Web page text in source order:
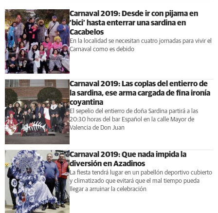
Carnaval 2019: Desde ir con pijama en
‘bici’ hasta enterrar una sardina en
Cacabelos
En la localidad se necesitan cuatro jornadas para vivir el
Carnaval como es debido
Carnaval 2019: Las coplas del entierro de
la sardina, ese arma cargada de fina ironía
coyantina
El sepelio del entierro de doña Sardina partirá a las
20:30 horas del bar Español en la calle Mayor de
Valencia de Don Juan
Carnaval 2019: Que nada impida la
diversión en Azadinos
La fiesta tendrá lugar en un pabellón deportivo cubierto
y climatizado que evitará que el mal tiempo pueda
llegar a arruinar la celebración